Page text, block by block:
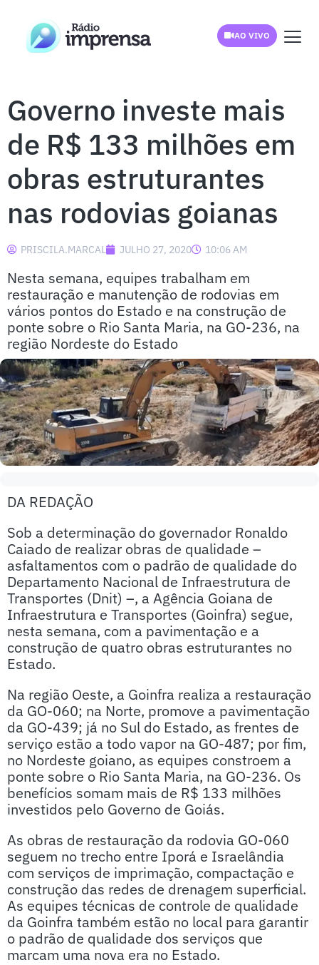
AO VIVO
Governo investe mais
de R$ 133 milhões em
obras estruturantes
nas rodovias goianas
PRISCILA.MARCAL JULHO 27, 2020 10:06 AM
Nesta semana, equipes trabalham em
restauração e manutenção de rodovias em
vários pontos do Estado e na construção de
ponte sobre o Rio Santa Maria, na GO-236, na
região Nordeste do Estado
DA REDAÇÃO
Sob a determinação do governador Ronaldo
Caiado de realizar obras de qualidade –
asfaltamentos com o padrão de qualidade do
Departamento Nacional de Infraestrutura de
Transportes (Dnit) –, a Agência Goiana de
Infraestrutura e Transportes (Goinfra) segue,
nesta semana, com a pavimentação e a
construção de quatro obras estruturantes no
Estado.
Na região Oeste, a Goinfra realiza a restauração
da GO-060; na Norte, promove a pavimentação
da GO-439; já no Sul do Estado, as frentes de
serviço estão a todo vapor na GO-487; por fim,
no Nordeste goiano, as equipes constroem a
ponte sobre o Rio Santa Maria, na GO-236. Os
benefícios somam mais de R$ 133 milhões
investidos pelo Governo de Goiás.
As obras de restauração da rodovia GO-060
seguem no trecho entre Iporá e Israelândia
com serviços de imprimação, compactação e
construção das redes de drenagem superficial.
As equipes técnicas de controle de qualidade
da Goinfra também estão no local para garantir
o padrão de qualidade dos serviços que
marcam uma nova era no Estado.